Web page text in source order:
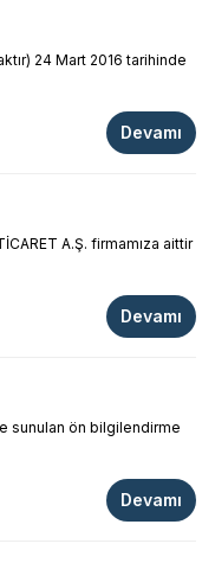
24 Mart 2016 tarihinde
Devamı
A.Ş. firmamıza aittir
Devamı
sunulan ön bilgilendirme
Devamı